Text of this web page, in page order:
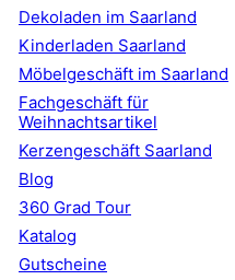
Dekoladen im Saarland
Kinderladen Saarland
Möbelgeschäft im Saarland
Fachgeschäft für
Weihnachtsartikel
Kerzengeschäft Saarland
Blog
360 Grad Tour
Katalog
Gutscheine